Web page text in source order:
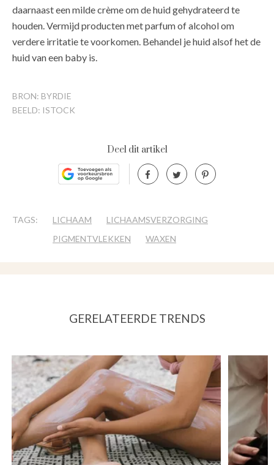
daarnaast een milde crème om de huid gehydrateerd te
houden. Vermijd producten met parfum of alcohol om
verdere irritatie te voorkomen. Behandel je huid alsof het de
huid van een baby is.
BRON: BYRDIE
BEELD: ISTOCK
Deel dit artikel
TAGS: LICHAAM
LICHAAMSVERZORGING
PIGMENTVLEKKEN
WAXEN
GERELATEERDE TRENDS